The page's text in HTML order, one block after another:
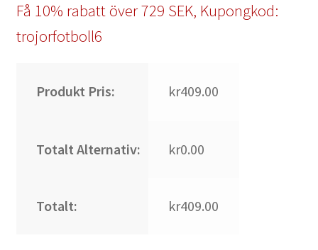
Få 10% rabatt över 729 SEK, Kupongkod:
trojorfotboll6
Produkt Pris: kr409.00
Totalt Alternativ: kr0.00
Totalt: kr409.00